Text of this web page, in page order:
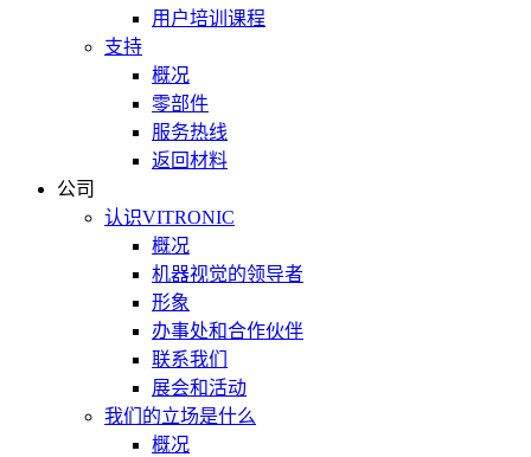
用户培训课程
支持
概况
零部件
服务热线
返回材料
公司
认识VITRONIC
概况
机器视觉的领导者
形象
办事处和合作伙伴
联系我们
展会和活动
我们的立场是什么
概况